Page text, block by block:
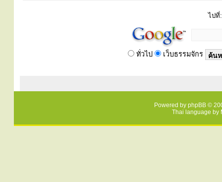
ไปที่:
ทั่วไป เว็บธรรมจักร
Powered by phpBB ©
Thai language by